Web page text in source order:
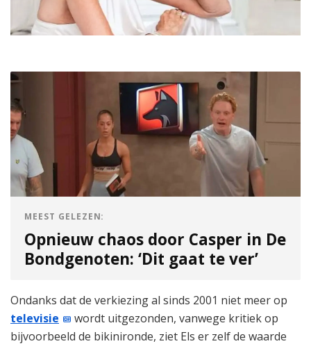
MEEST GELEZEN:
Opnieuw chaos door Casper in De
Bondgenoten: ‘Dit gaat te ver’
Ondanks dat de verkiezing al sinds 2001 niet meer op
televisie
wordt uitgezonden, vanwege kritiek op
bijvoorbeeld de bikinironde, ziet Els er zelf de waarde